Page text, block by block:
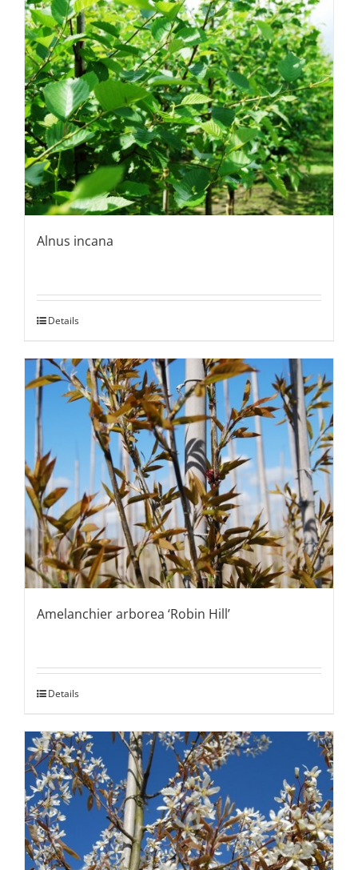
Alnus incana
Details
Amelanchier arborea ‘Robin Hill’
Details